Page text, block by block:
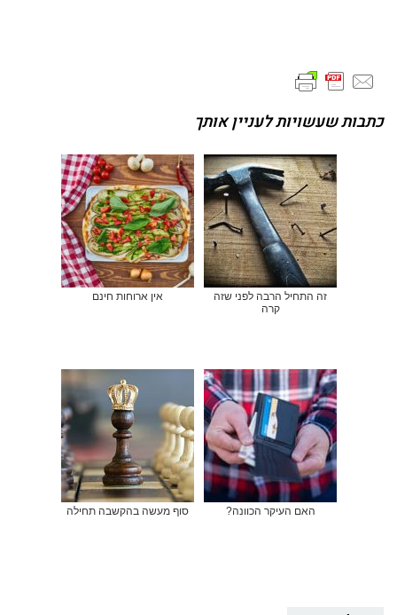
כתבות שעשויות לעניין אותך
זה התחיל הרבה לפני שזה
קרה
אין ארוחות חינם
האם העיקר הכוונה? סוף מעשה בהקשבה תחילה